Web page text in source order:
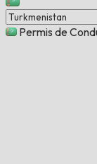
Permis de